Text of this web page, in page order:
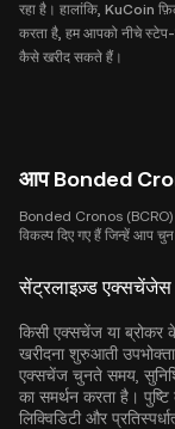
रहा है। हालांकि, KuCoin
करता है, हम आपको नीचे स्टेप-
कैसे खरीद सकते हैं।
आप Bonded
Bonded Cronos (BCRO)
विकल्प दिए गए हैं जिन्हें आप
सेंट्रलाइज़्ड
किसी एक्सचेंज या
खरीदना शुरुआती
एक्सचेंज चुनते समय,
का समर्थन करता है।
लिक्विडिटी और